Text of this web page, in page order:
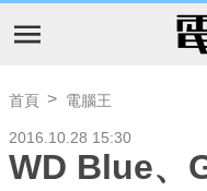
首頁 電腦王
2016.10.28 15:30
WD Blue、